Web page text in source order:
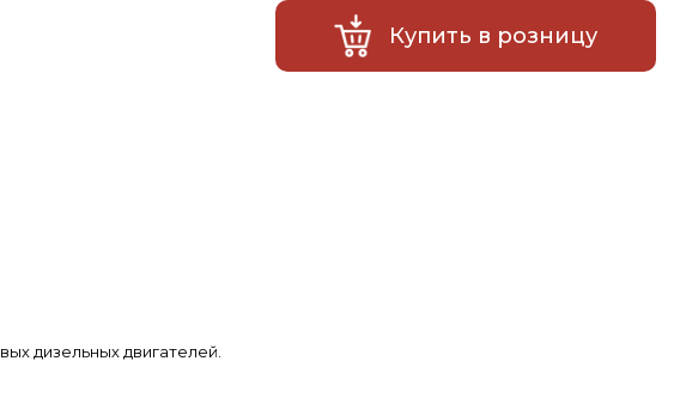
дизельных двигателей.
Купить в розницу